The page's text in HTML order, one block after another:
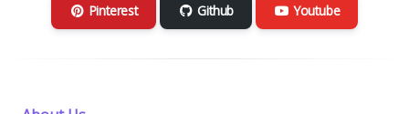
Pinterest Github Youtube